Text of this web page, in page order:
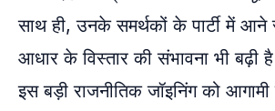
साथ ही, उनके समर्थकों के पार्टी में
आधार के विस्तार की संभावना भी बढ़ी
इस बड़ी राजनीतिक जॉइनिंग को आगामी